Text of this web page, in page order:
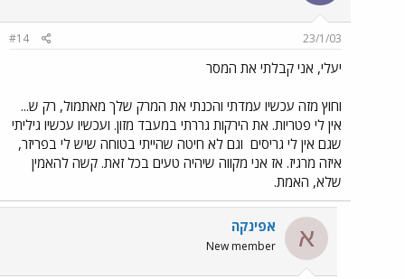
23/1/03
#14
יעלי, אני קבלתי את המסר
וחוץ מזה עכשיו עמדתי והכנתי את המרק שלך מאתמול, רק ש...
אין לי פטריות. את הירקות גררתי במעבד מזון. ועכשיו עכשיו גיליתי
שגם אין לי גריסים וגם לא חיטה שהייתי בטוחה שיש לי בפריזר,
איזה מרגיז. אז אני מקווה שיהיה טעים בכל זאת. קשה להאמין
שלא, האמת.
א אפינקה
New member